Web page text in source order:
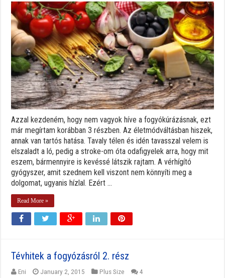
Azzal kezdeném, hogy nem vagyok híve a fogyókúrázásnak, ezt
már megírtam korábban 3 részben. Az életmódváltásban hiszek,
annak van tartós hatása. Tavaly télen és idén tavasszal velem is
elszaladt a ló, pedig a stroke-om óta odafigyelek arra, hogy mit
eszem, bármennyire is kevéssé látszik rajtam. A vérhígító
gyógyszer, amit szednem kell viszont nem könnyíti meg a
dolgomat, ugyanis hízlal. Ezért ...
Read More »
Tévhitek a fogyózásról 2. rész
Eni January 2, 2015 Plus Size 4